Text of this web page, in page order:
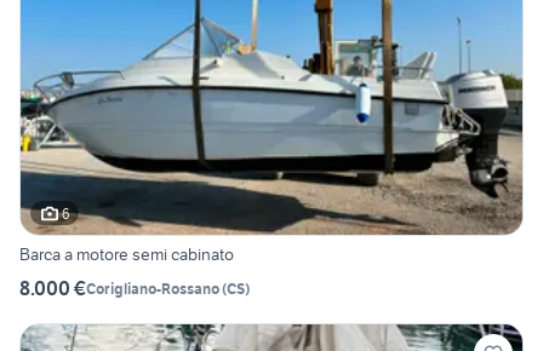
6
Barca a motore semi cabinato
8.000 €Corigliano-Rossano(CS)